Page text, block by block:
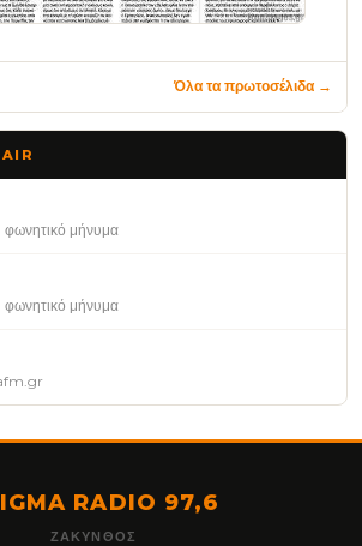
Όλα τα πρωτοσέλιδα →
φωνητικό μήνυμα
φωνητικό μήνυμα
RADIO 97,6
ΖΆΚΥΝΘΟΣ